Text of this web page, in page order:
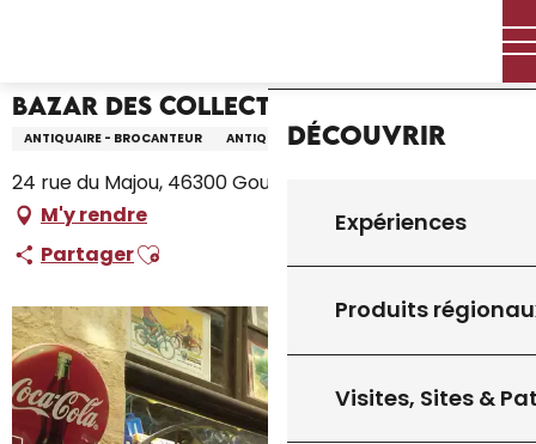
principal
Découvrir
Expériences
Produits
Visites, Sites &
Bazar des Collectionneurs
ANTIQUAIRE - BROCANTEUR ANTIQUAIRE - BROCANTEUR
24 rue du Majou, 46300 Gourdon
M'y rendre
PartagerAjouter aux favoris